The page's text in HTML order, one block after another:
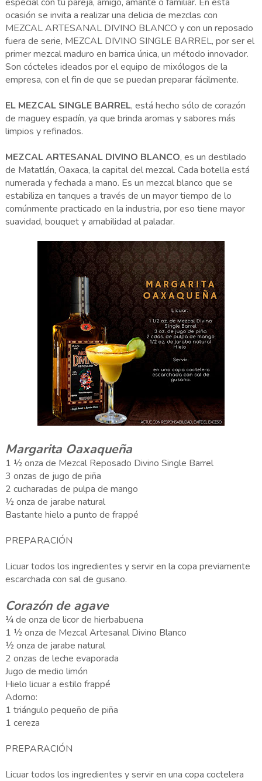
ocasión se invita a realizar una delicia de mezclas con
MEZCAL ARTESANAL DIVINO BLANCO y con un reposado
fuera de serie, MEZCAL DIVINO SINGLE BARREL, por ser el
primer mezcal maduro en barrica única, un método innovador.
Son cócteles ideados por el equipo de mixólogos de la
empresa, con el fin de que se puedan preparar fácilmente.
EL MEZCAL SINGLE BARREL, está hecho sólo de corazón
de maguey espadín, ya que brinda aromas y sabores más
limpios y refinados.
MEZCAL ARTESANAL DIVINO BLANCO, es un destilado
de Matatlán, Oaxaca, la capital del mezcal. Cada botella está
numerada y fechada a mano. Es un mezcal blanco que se
estabiliza en tanques a través de un mayor tiempo de lo
comúnmente practicado en la industria, por eso tiene mayor
suavidad, bouquet y amabilidad al paladar.
Margarita Oaxaqueña
1 ½ onza de Mezcal Reposado Divino Single Barrel
3 onzas de jugo de piña
2 cucharadas de pulpa de mango
½ onza de jarabe natural
Bastante hielo a punto de frappé
PREPARACIÓN
Licuar todos los ingredientes y servir en la copa previamente
escarchada con sal de gusano.
Corazón de agave
¼ de onza de licor de hierbabuena
1 ½ onza de Mezcal Artesanal Divino Blanco
½ onza de jarabe natural
2 onzas de leche evaporada
Jugo de medio limón
Hielo licuar a estilo frappé
Adorno:
1 triángulo pequeño de piña
1 cereza
PREPARACIÓN
Licuar todos los ingredientes y servir en una copa coctelera